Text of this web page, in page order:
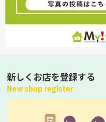
新しくお店を登録する
New shop register